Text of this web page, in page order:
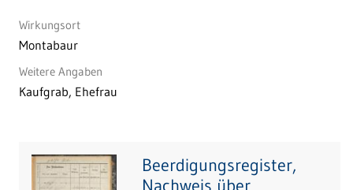
Wirkungsort
Montabaur
Weitere Angaben
Kaufgrab, Ehefrau
Beerdigungsregister,
Nachweis über